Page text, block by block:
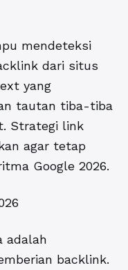
mendeteksi
dari situs
yang
tautan tiba-tiba
Strategi link
agar tetap
Google 2026.
adalah
backlink.